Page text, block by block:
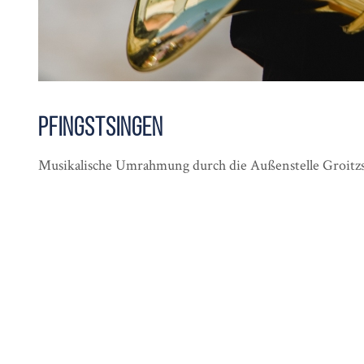
Pfingst­singen
Musikalische Umrahmung durch die Außenstelle